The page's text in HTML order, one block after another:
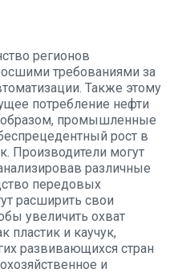
регионов
требованиями за
Также этому
потребление нефти
образом, промышленные
рост в
Производители могут
различные
передовых
расширить свои
увеличить охват
пластик и каучук,
развивающихся стран
и